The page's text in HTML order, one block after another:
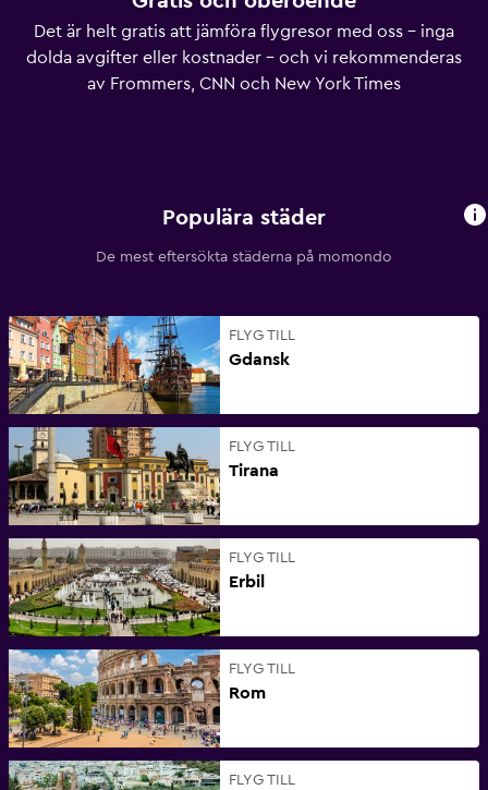
Det är helt gratis att jämföra flygresor med oss - inga
dolda avgifter eller kostnader - och vi rekommenderas
av Frommers, CNN och New York Times
Populära städer
De mest eftersökta städerna på momondo
FLYG TILL
Gdansk
FLYG TILL
Tirana
FLYG TILL
Erbil
FLYG TILL
Rom
FLYG TILL